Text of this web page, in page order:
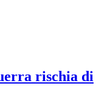
rischia di